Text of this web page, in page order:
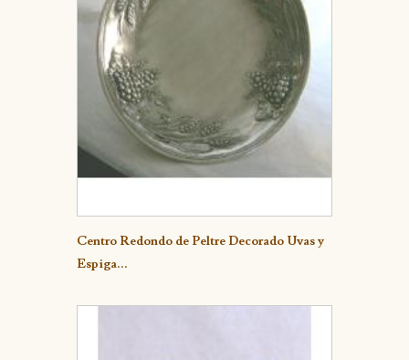
Detalle
Centro Redondo de Peltre Decorado Uvas y
Espiga...